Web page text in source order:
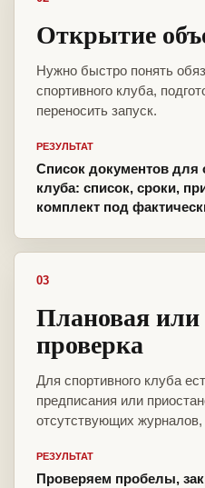
Открытие
Нужно быстро понять
спортивного клуба,
переносить запуск.
РЕЗУЛЬТАТ
Список документов для
клуба: список, сроки,
комплект под
03
Плановая
проверка
Для спортивного клуба
предписания или
отсутствующих журналов,
РЕЗУЛЬТАТ
Проверяем пробелы,